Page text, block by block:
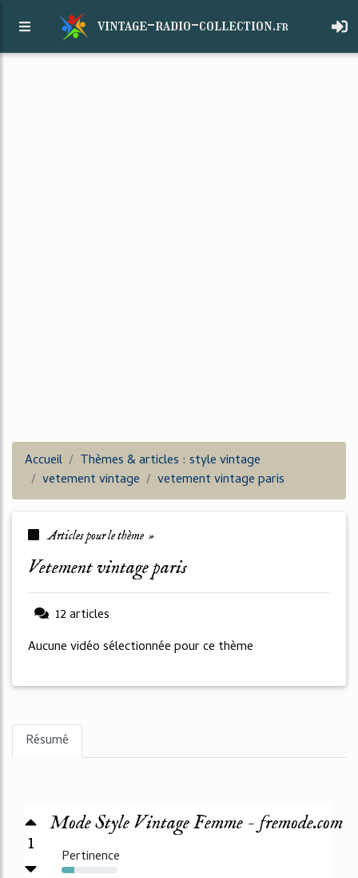
vintage-radio-collection.fr
Accueil
Thèmes & articles : style vintage
vetement vintage
vetement vintage paris
Articles pour le thème »
vetement vintage paris
12 articles
Aucune vidéo sélectionnée pour ce thème
Résumé
1
Mode Style Vintage Femme - fremode.com
Pertinence